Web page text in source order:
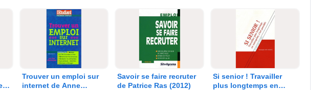
Trouver un emploi sur
internet de Anne
Savoir se faire recruter
de Patrice Ras (2012)
Si senior ! Travailler
plus longtemps en